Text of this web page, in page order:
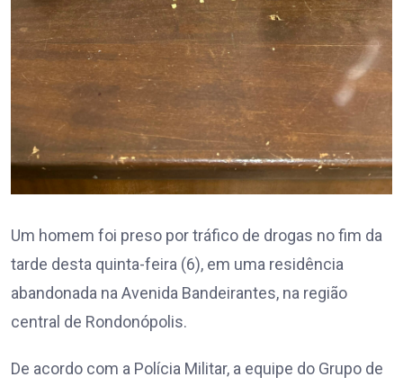
Um homem foi preso por tráfico de drogas no fim da
tarde desta quinta-feira (6), em uma residência
abandonada na Avenida Bandeirantes, na região
central de Rondonópolis.
De acordo com a Polícia Militar, a equipe do Grupo de